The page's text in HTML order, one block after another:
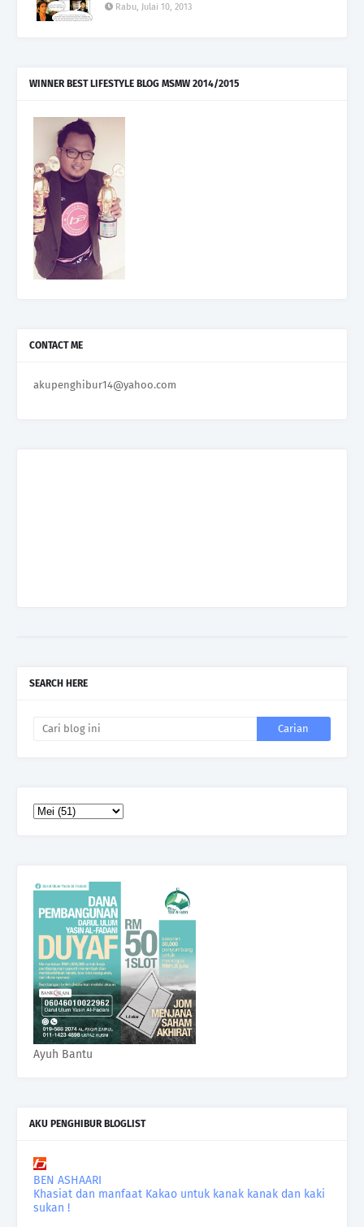
Rabu, Julai 10, 2013
WINNER BEST LIFESTYLE BLOG MSMW 2014/2015
CONTACT ME
akupenghibur14@yahoo.com
SEARCH HERE
Ayuh Bantu
AKU PENGHIBUR BLOGLIST
BEN ASHAARI
Khasiat dan manfaat Kakao untuk kanak kanak dan kaki
sukan !